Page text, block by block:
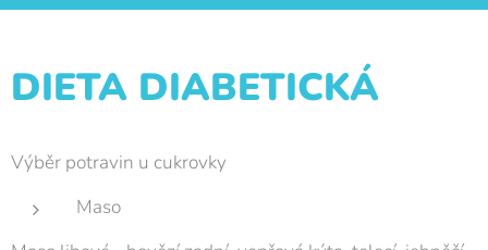
DIETA DIABETICKÁ
Výběr potravin u cukrovky
Maso